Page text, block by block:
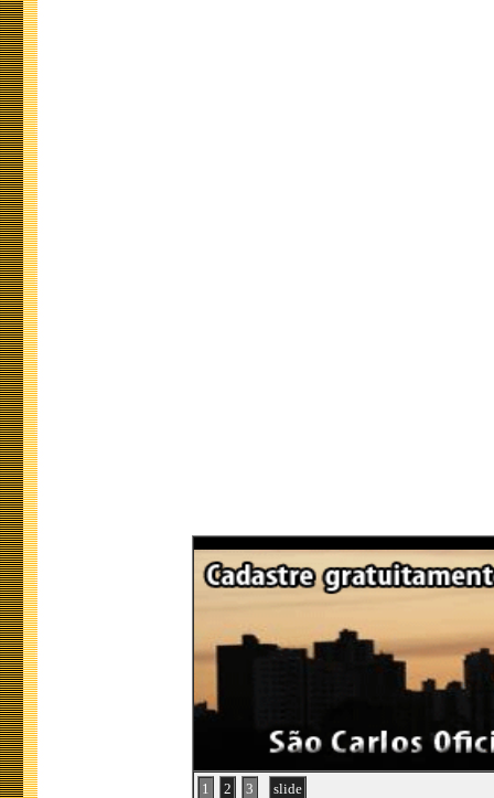
1 2 3 slide